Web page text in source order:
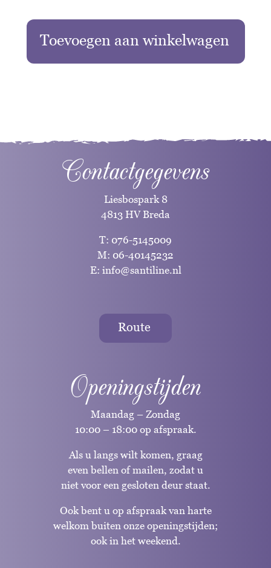
Toevoegen aan winkelwagen
Contactgegevens
Liesbospark 8
4813 HV Breda
T: 076-5145009
M: 06-40145232
E: info@santiline.nl
Route
Openingstijden
Maandag – Zondag
10:00 – 18:00 op afspraak.
Als u langs wilt komen, graag
even bellen of mailen, zodat u
niet voor een gesloten deur staat.
Ook bent u op afspraak van harte
welkom buiten onze openingstijden;
ook in het weekend.